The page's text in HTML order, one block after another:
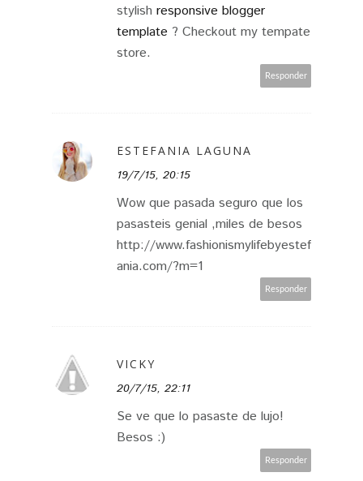
stylish responsive blogger
template ? Checkout my tempate
store.
Responder
ESTEFANIA LAGUNA
19/7/15, 20:15
Wow que pasada seguro que los
pasasteis genial ,miles de besos
http://www.fashionismylifebyestef
ania.com/?m=1
Responder
VICKY
20/7/15, 22:11
Se ve que lo pasaste de lujo!
Besos :)
Responder